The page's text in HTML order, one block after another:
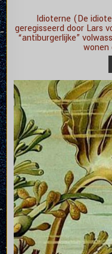
Idioterne (De
geregisseerd door Lars
“antiburgerlijke”